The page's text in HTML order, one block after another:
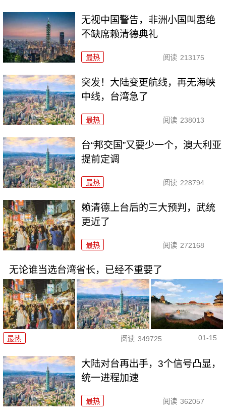
无视中国警告，非洲小国叫嚣绝
不缺席赖清德典礼
最热 阅读 213175
突发！大陆变更航线，再无海峡
中线，台湾急了
最热 阅读 238013
台“邦交国”又要少一个，澳大利亚
提前定调
最热 阅读 228794
赖清德上台后的三大预判，武统
更近了
最热 阅读 272168
无论谁当选台湾省长，已经不重要了
最热 阅读 349725 01-15
大陆对台再出手，3个信号凸显，
统一进程加速
最热 阅读 362057